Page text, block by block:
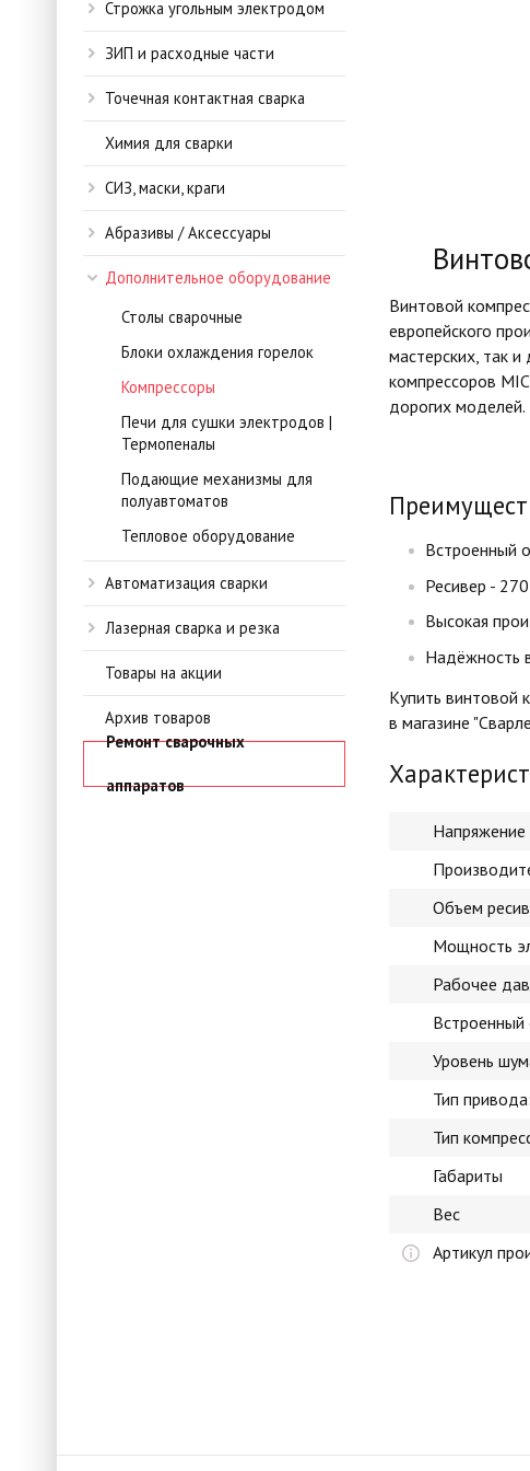
Строжка угольным электродом
ЗИП и расходные части
Точечная контактная сварка
Химия для сварки
СИЗ, маски, краги
Абразивы / Аксессуары
Дополнительное оборудование
Столы сварочные
Блоки охлаждения горелок
Компрессоры
Печи для сушки электродов |
Термопеналы
Подающие механизмы для
полуавтоматов
Тепловое оборудование
Автоматизация сварки
Лазерная сварка и резка
Товары на акции
Архив товаров
Ремонт сварочных
аппаратов
Винтовой
европейского
мастерских, так
компрессоров
дорогих моделей.
Встроенный
Ресивер -
Высокая
Надёжность
Купить винтовой
в магазине
Объем
Мощность
Рабочее
Встроенный
Уровень
Тип привода:
Тип
Габариты
Вес
Артикул